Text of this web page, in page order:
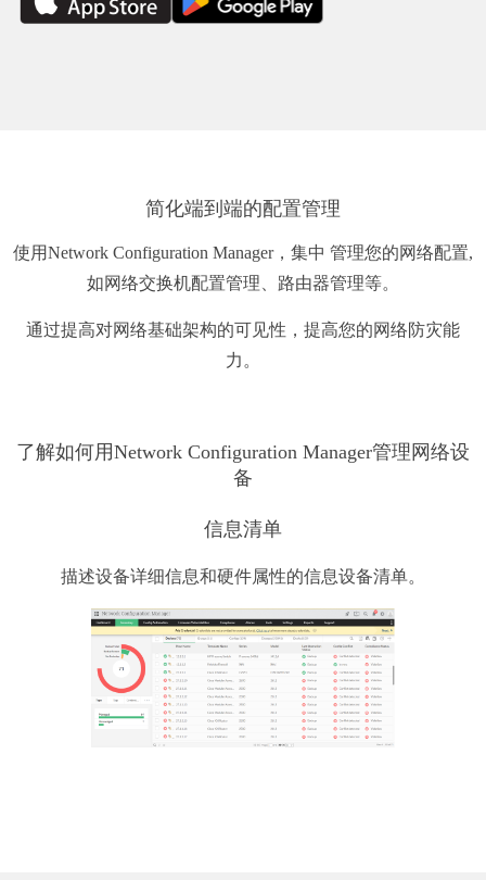
简化端到端的配置管理
使用Network Configuration Manager，集中 管理您的网络配置,
如网络交换机配置管理、路由器管理等。
通过提高对网络基础架构的可见性，提高您的网络防灾能
力。
了解如何用Network Configuration Manager管理网络设
备
信息清单
描述设备详细信息和硬件属性的信息设备清单。